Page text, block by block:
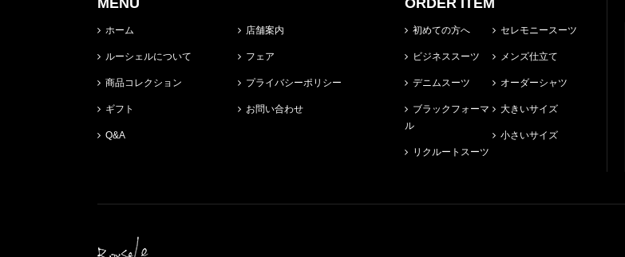
MENU
ホーム
ルーシェルについて
商品コレクション
ギフト
Q&A
店舗案内
フェア
プライバシーポリシー
お問い合わせ
ORDER ITEM
初めての方へ
ビジネススーツ
デニムスーツ
ブラックフォーマ
ル
リクルートスーツ
セレモニースーツ
メンズ仕立て
オーダーシャツ
大きいサイズ
小さいサイズ